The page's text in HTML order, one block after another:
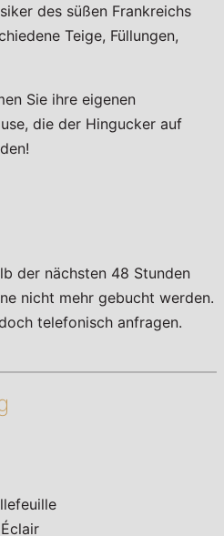
des süßen Frankreichs
Teige, Füllungen,
Sie ihre eigenen
die der Hingucker auf
der nächsten 48 Stunden
nicht mehr gebucht werden.
telefonisch anfragen.
Éclair